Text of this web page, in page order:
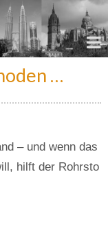
…
– und wenn das
hilft der Rohrsto